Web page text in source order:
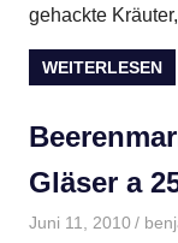
gehackte Kräuter,
WEITERLESEN
Gläser a
Juni 11, 2010